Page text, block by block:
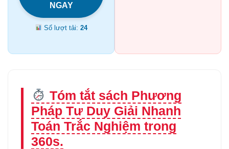
NGAY
Số lượt tải:24
Tóm tắt sách Phương
Pháp Tư Duy Giải Nhanh
Toán Trắc Nghiệm trong
360s.